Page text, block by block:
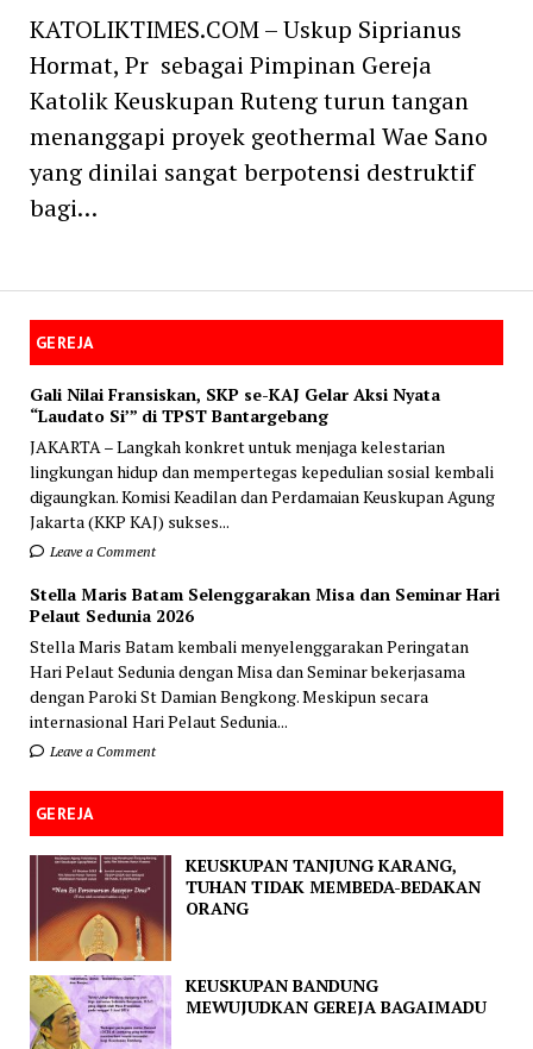
GEREJA
Gali Nilai Fransiskan, SKP se-KAJ Gelar Aksi Nyata
“Laudato Si’” di TPST Bantargebang
JAKARTA – Langkah konkret untuk menjaga kelestarian
lingkungan hidup dan mempertegas kepedulian sosial kembali
digaungkan. Komisi Keadilan dan Perdamaian Keuskupan Agung
Jakarta (KKP KAJ) sukses...
Leave a Comment
Stella Maris Batam Selenggarakan Misa dan Seminar Hari
Pelaut Sedunia 2026
Stella Maris Batam kembali menyelenggarakan Peringatan
Hari Pelaut Sedunia dengan Misa dan Seminar bekerjasama
dengan Paroki St Damian Bengkong. Meskipun secara
internasional Hari Pelaut Sedunia...
Leave a Comment
GEREJA
KEUSKUPAN TANJUNG KARANG,
TUHAN TIDAK MEMBEDA-BEDAKAN
ORANG
KEUSKUPAN BANDUNG
MEWUJUDKAN GEREJA BAGAIMADU
KATOLIKTIMES.COM – Uskup Siprianus
Hormat, Pr sebagai Pimpinan Gereja
Katolik Keuskupan Ruteng turun tangan
menanggapi proyek geothermal Wae Sano
yang dinilai sangat berpotensi destruktif
bagi…